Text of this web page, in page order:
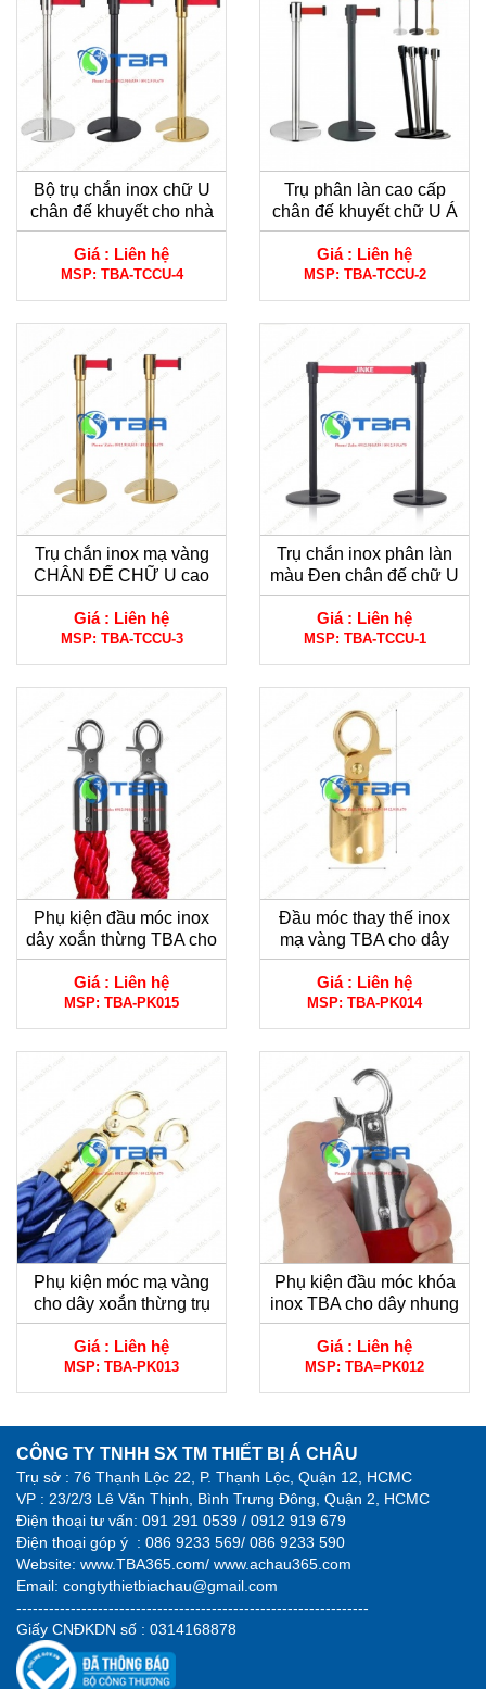
Bộ trụ chắn inox chữ U
chân đế khuyết cho nhà
hàng, khách sạn
Giá : Liên hệ
MSP: TBA-TCCU-4
Trụ phân làn cao cấp
chân đế khuyết chữ U Á
châu
Giá : Liên hệ
MSP: TBA-TCCU-2
Trụ chắn inox mạ vàng
CHÂN ĐẾ CHỮ U cao
cấp
Giá : Liên hệ
MSP: TBA-TCCU-3
Trụ chắn inox phân làn
màu Đen chân đế chữ U
cao cấp
Giá : Liên hệ
MSP: TBA-TCCU-1
Phụ kiện đầu móc inox
dây xoắn thừng TBA cho
trụ chắn inox đầu tròn
Giá : Liên hệ
MSP: TBA-PK015
Đầu móc thay thế inox
mạ vàng TBA cho dây
nhung trụ chắn inox
Giá : Liên hệ
MSP: TBA-PK014
Phụ kiện móc mạ vàng
cho dây xoắn thừng trụ
chắn inox
Giá : Liên hệ
MSP: TBA-PK013
Phụ kiện đầu móc khóa
inox TBA cho dây nhung
trụ chắn
Giá : Liên hệ
MSP: TBA=PK012
CÔNG TY TNHH SX TM THIẾT BỊ Á CHÂU
Trụ sở : 76 Thạnh Lộc 22, P. Thạnh Lộc, Quận 12, HCMC
VP : 23/2/3 Lê Văn Thịnh, Bình Trưng Đông, Quận 2, HCMC
Điện thoại tư vấn: 091 291 0539 / 0912 919 679
Điện thoại góp ý : 086 9233 569/ 086 9233 590
Website: www.TBA365.com/ www.achau365.com
Email: congtythietbiachau@gmail.com
-----------------------------------------------------------------
Giấy CNĐKDN số : 0314168878